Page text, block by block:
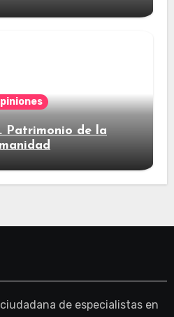
Patrimonio de la
de especialistas en